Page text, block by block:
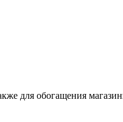
для обогащения